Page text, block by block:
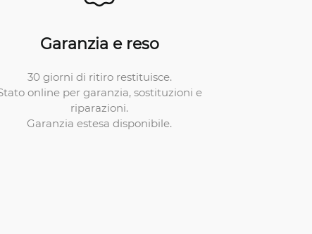
Garanzia e reso
30 giorni di ritiro restituisce.
online per garanzia, sostituzioni e
riparazioni.
Garanzia estesa disponibile.